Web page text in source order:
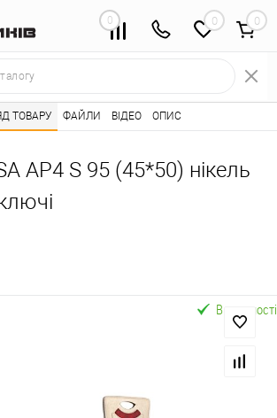
0 0
замків • Каталог товарів ⭐ • Серцевини
AP4 S 95 (45*50) нікель
ТОВАРУ ФАЙЛИ ВІДЕО ОПИС
В наявності